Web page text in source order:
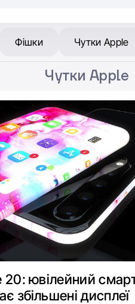
Фішки Чутки Apple
Чутки Apple
20: ювілейний
збільшені дисплеї